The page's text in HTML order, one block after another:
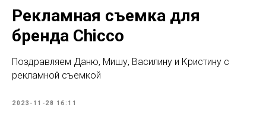
Рекламная съемка для
бренда Chicco
Поздравляем Даню, Мишу, Василину и Кристину с
рекламной съемкой
2023-11-28 16:11